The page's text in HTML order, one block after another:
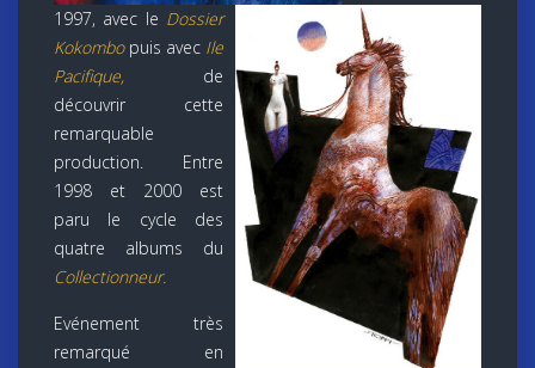
1997, avec le Dossier
Kokombo puis avec Ile
Pacifique, de
découvrir cette
remarquable
production. Entre
1998 et 2000 est
paru le cycle des
quatre albums du
Collectionneur.
Evénement très
remarqué en